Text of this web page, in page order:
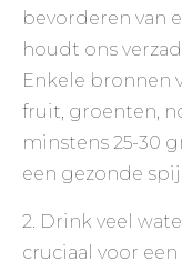
bevorderen van
houdt ons
Enkele bronnen
fruit, groenten,
minstens 25-30
een gezonde
2. Drink veel
cruciaal voor